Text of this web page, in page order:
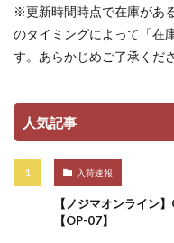
※更新時間時点で在庫があ
のタイミングによって「在
す。あらかじめご了承くださ
人気記事
入荷速報
【ノジマオンライン
【OP-07】